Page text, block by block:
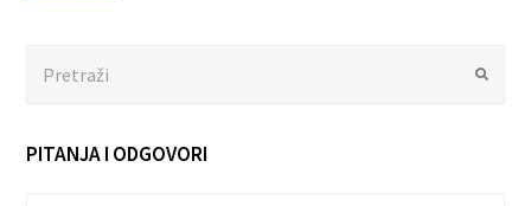
Submit
PITANJA I ODGOVORI